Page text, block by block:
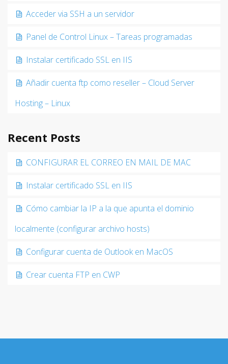
Acceder via SSH a un servidor
Panel de Control Linux – Tareas programadas
Instalar certificado SSL en IIS
Añadir cuenta ftp como reseller – Cloud Server
Hosting – Linux
Recent Posts
CONFIGURAR EL CORREO EN MAIL DE MAC
Instalar certificado SSL en IIS
Cómo cambiar la IP a la que apunta el dominio
localmente (configurar archivo hosts)
Configurar cuenta de Outlook en MacOS
Crear cuenta FTP en CWP